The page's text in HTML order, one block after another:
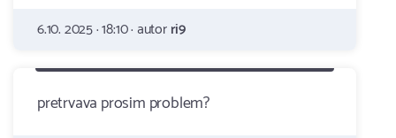
6.10. 2025 · 18:10 · autorri9
pretrvava prosim problem?